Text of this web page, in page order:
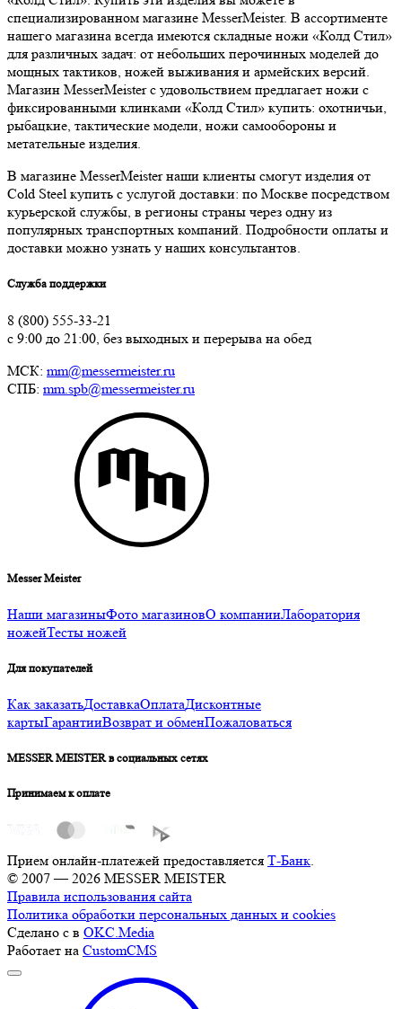
специализированном магазине MesserMeister. В ассортименте
нашего магазина всегда имеются складные ножи «Колд Стил»
для различных задач: от небольших перочинных моделей до
мощных тактиков, ножей выживания и армейских версий.
Магазин MesserMeister с удовольствием предлагает ножи с
фиксированными клинками «Колд Стил» купить: охотничьи,
рыбацкие, тактические модели, ножи самообороны и
метательные изделия.
В магазине MesserMeister наши клиенты смогут изделия от
Cold Steel купить с услугой доставки: по Москве посредством
курьерской службы, в регионы страны через одну из
популярных транспортных компаний. Подробности оплаты и
доставки можно узнать у наших консультантов.
Служба поддержки
8 (800) 555-33-21
с 9:00 до 21:00, без выходных и перерыва на обед
МСК: mm@messermeister.ru
СПБ: mm.spb@messermeister.ru
Messer Meister
Наши магазиныФото магазиновО компанииЛаборатория
ножейТесты ножей
Для покупателей
Как заказатьДоставкаОплатаДисконтные
картыГарантииВозврат и обменПожаловаться
MESSER MEISTER в социальных сетях
Принимаем к оплате
Прием онлайн-платежей предоставляется Т-Банк
© 2007 — 2026 MESSER MEISTER
Правила использования сайта
Политика обработки персональных данных и cookies
Сделано с в OKC.Media
Работает на CustomCMS